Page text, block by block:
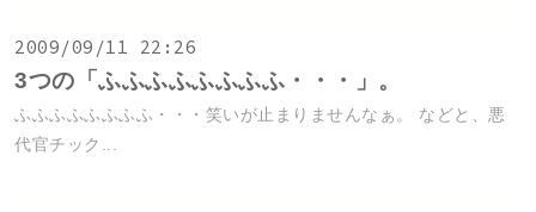
2009/09/11 22:26
3つの「ふふふふふふふふ・・・」。
ふふふふふふふふ・・・笑いが止まりませんなぁ。 などと、悪
代官チック...